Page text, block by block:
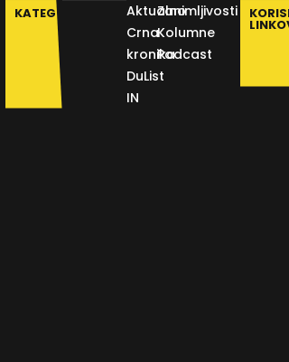
Humidity:
KATEGORIJE
Aktualno
Crna
kronika
DuList
IN
Zanimljivosti
Kolumne
Podcast